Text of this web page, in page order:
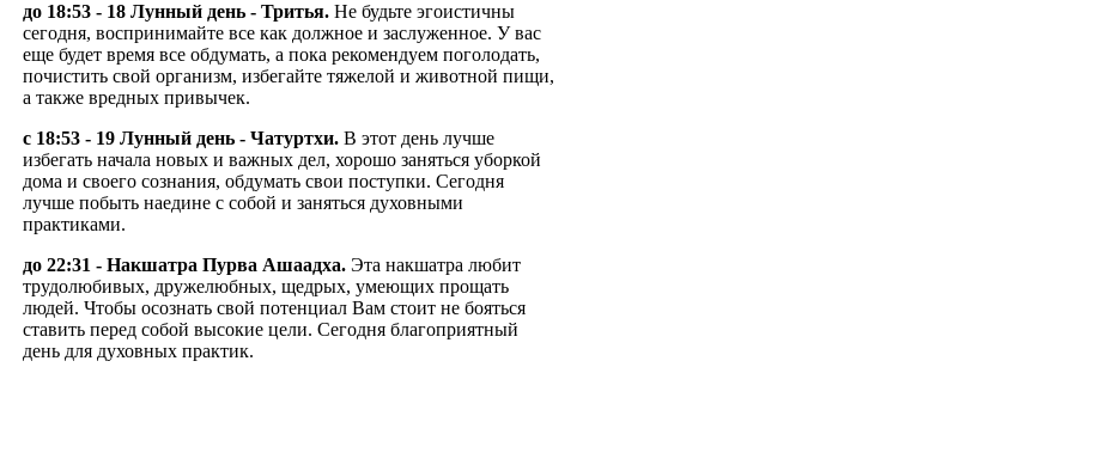
до 18:53 - 18 Лунный день - Тритья.Не будьте эгоистичны
сегодня, воспринимайте все как должное и заслуженное. У вас
еще будет время все обдумать, а пока рекомендуем поголодать,
почистить свой организм, избегайте тяжелой и животной пищи,
а также вредных привычек.
с 18:53 - 19 Лунный день - Чатуртхи.В этот день лучше
избегать начала новых и важных дел, хорошо заняться уборкой
дома и своего сознания, обдумать свои поступки. Сегодня
лучше побыть наедине с собой и заняться духовными
практиками.
до 22:31 - Накшатра Пурва Ашаадха.Эта накшатра любит
трудолюбивых, дружелюбных, щедрых, умеющих прощать
людей. Чтобы осознать свой потенциал Вам стоит не бояться
ставить перед собой высокие цели. Сегодня благоприятный
день для духовных практик.